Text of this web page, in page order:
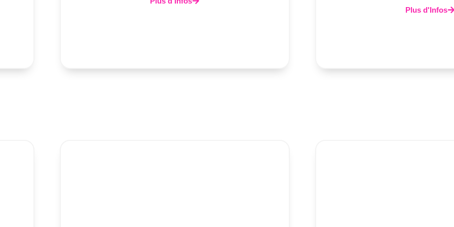
Plus d'Infos